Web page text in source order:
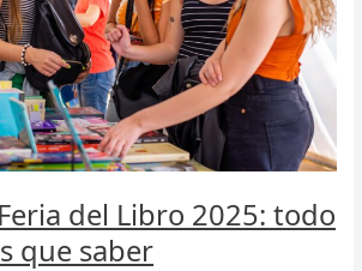
del Libro 2025: todo
que saber